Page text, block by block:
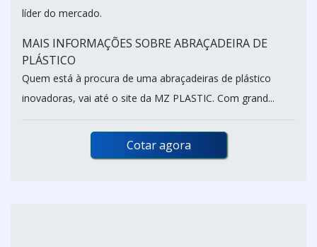
líder do mercado.
MAIS INFORMAÇÕES SOBRE ABRAÇADEIRA DE
PLÁSTICO
Quem está à procura de uma abraçadeiras de plástico
inovadoras, vai até o site da MZ PLASTIC. Com grand...
Cotar agora